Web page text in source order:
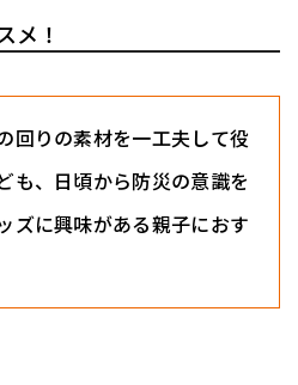
メ！
回りの素材を一工夫して役
も、日頃から防災の意識を
ズに興味がある親子におす